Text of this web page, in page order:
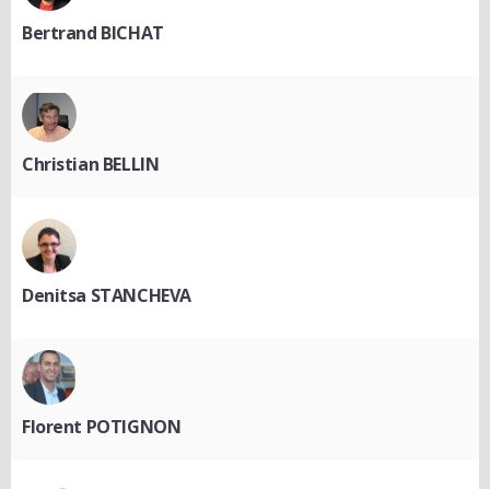
Bertrand BICHAT
Christian BELLIN
Denitsa STANCHEVA
Florent POTIGNON